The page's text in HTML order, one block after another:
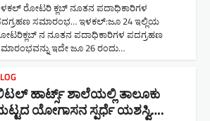
ರೋಟರಿ ಕ್ಲಬ್ ನೂತನ‌ ಪದಾಧಿಕಾರಿಗಳ
ಸಮಾರಂಭ… ಇಳಕಲ್:ಜೂ 24 ಇಲ್ಲಿಯ
ನ ನೂತನ ಪದಾಧಿಕಾರಿಗಳ ಪದಗ್ರಹಣ
ಇದೇ ಜೂ 26 ರಂದು…
ಹಾರ್ಟ್ಸ್ ಶಾಲೆಯಲ್ಲಿ ತಾಲೂಕು
ಯೋಗಾಸನ ಸ್ಪರ್ಧೆ ಯಶಸ್ವಿ….